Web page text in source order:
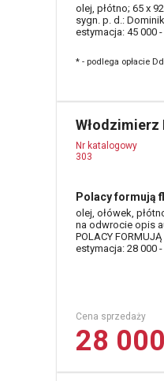
olej, płótno; 65 x
sygn. p. d.: Dominik
estymacja: 45 000 -
* - podlega opłacie
Włodzimierz
Nr katalogowy
303
Polacy formują
olej, ołówek,
na odwrocie opis
POLACY
estymacja: 28 000 -
Cena sprzedaży
28